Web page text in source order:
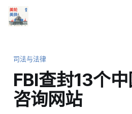
司法与法律
FBI查封13个
咨询网站